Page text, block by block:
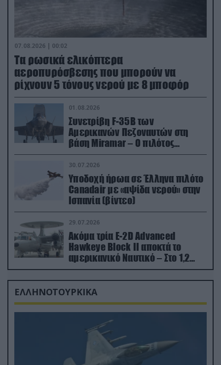
07.08.2026 | 00:02
Τα ρωσικά ελικόπτερα
αεροπυρόσβεσης που μπορούν να
ρίχνουν 5 τόνους νερού με 8 μποφόρ
01.08.2026
Συνετρίβη F-35B των
Αμερικανών Πεζοναυτών στη
βάση Miramar – Ο πιλότος
εκτινάχθηκε εγκαίρως
30.07.2026
Υποδοχή ήρωα σε Έλληνα πιλότο
Canadair με «αψίδα νερού» στην
Ισπανία (βίντεο)
29.07.2026
Ακόμα τρία E-2D Advanced
Hawkeye Block II αποκτά το
αμερικανικό Ναυτικό – Στο 1,2
δισ.δολάρια το κόστος
ΕΛΛΗΝΟΤΟΥΡΚΙΚΑ